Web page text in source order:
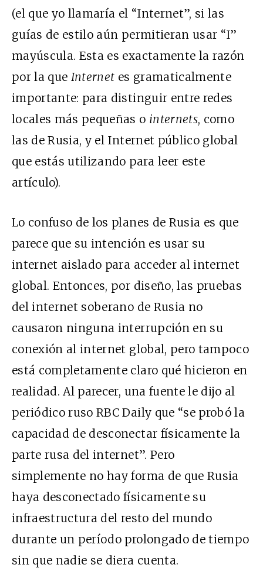
(el que yo llamaría el “Internet”, si las
guías de estilo aún permitieran usar “I”
mayúscula. Esta es exactamente la razón
por la que Internet es gramaticalmente
importante: para distinguir entre redes
locales más pequeñas o internets, como
las de Rusia, y el Internet público global
que estás utilizando para leer este
artículo).
Lo confuso de los planes de Rusia es que
parece que su intención es usar su
internet aislado para acceder al internet
global. Entonces, por diseño, las pruebas
del internet soberano de Rusia no
causaron ninguna interrupción en su
conexión al internet global, pero tampoco
está completamente claro qué hicieron en
realidad. Al parecer, una fuente le dijo al
periódico ruso RBC Daily que “se probó la
capacidad de desconectar físicamente la
parte rusa del internet”. Pero
simplemente no hay forma de que Rusia
haya desconectado físicamente su
infraestructura del resto del mundo
durante un período prolongado de tiempo
sin que nadie se diera cuenta.